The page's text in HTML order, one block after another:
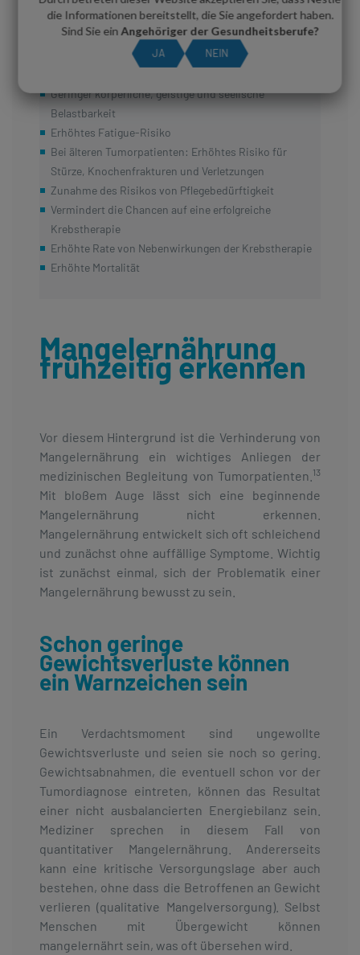
Verstärkt Tumorkachexie und körperliche Schwäche
Geringer körperliche, geistige und seelische
Belastbarkeit
Erhöhtes Fatigue-Risiko
Bei älteren Tumorpatienten: Erhöhtes Risiko für
Stürze, Knochenfrakturen und Verletzungen
Zunahme des Risikos von Pflegebedürftigkeit
Vermindert die Chancen auf eine erfolgreiche
Krebstherapie
Erhöhte Rate von Nebenwirkungen der Krebstherapie
Erhöhte Mortalität
Mangelernährung
frühzeitig erkennen
Vor diesem Hintergrund ist die Verhinderung von
Mangelernährung ein wichtiges Anliegen der
medizinischen Begleitung von Tumorpatienten. 13
Mit bloßem Auge lässt sich eine beginnende
Mangelernährung nicht erkennen.
Mangelernährung entwickelt sich oft schleichend
und zunächst ohne auffällige Symptome. Wichtig
ist zunächst einmal, sich der Problematik einer
Mangelernährung bewusst zu sein.
Schon geringe
Gewichtsverluste können
ein Warnzeichen sein
Ein Verdachtsmoment sind ungewollte
Gewichtsverluste und seien sie noch so gering.
Gewichtsabnahmen, die eventuell schon vor der
Tumordiagnose eintreten, können das Resultat
einer nicht ausbalancierten Energiebilanz sein.
Mediziner sprechen in diesem Fall von
quantitativer Mangelernährung. Andererseits
kann eine kritische Versorgungslage aber auch
bestehen, ohne dass die Betroffenen an Gewicht
verlieren (qualitative Mangelversorgung). Selbst
Menschen mit Übergewicht können
mangelernährt sein, was oft übersehen wird.
die Informationen bereitstellt, die Sie angefordert haben.
Sind Sie ein Angehöriger der Gesundheitsberufe?
JA NEIN